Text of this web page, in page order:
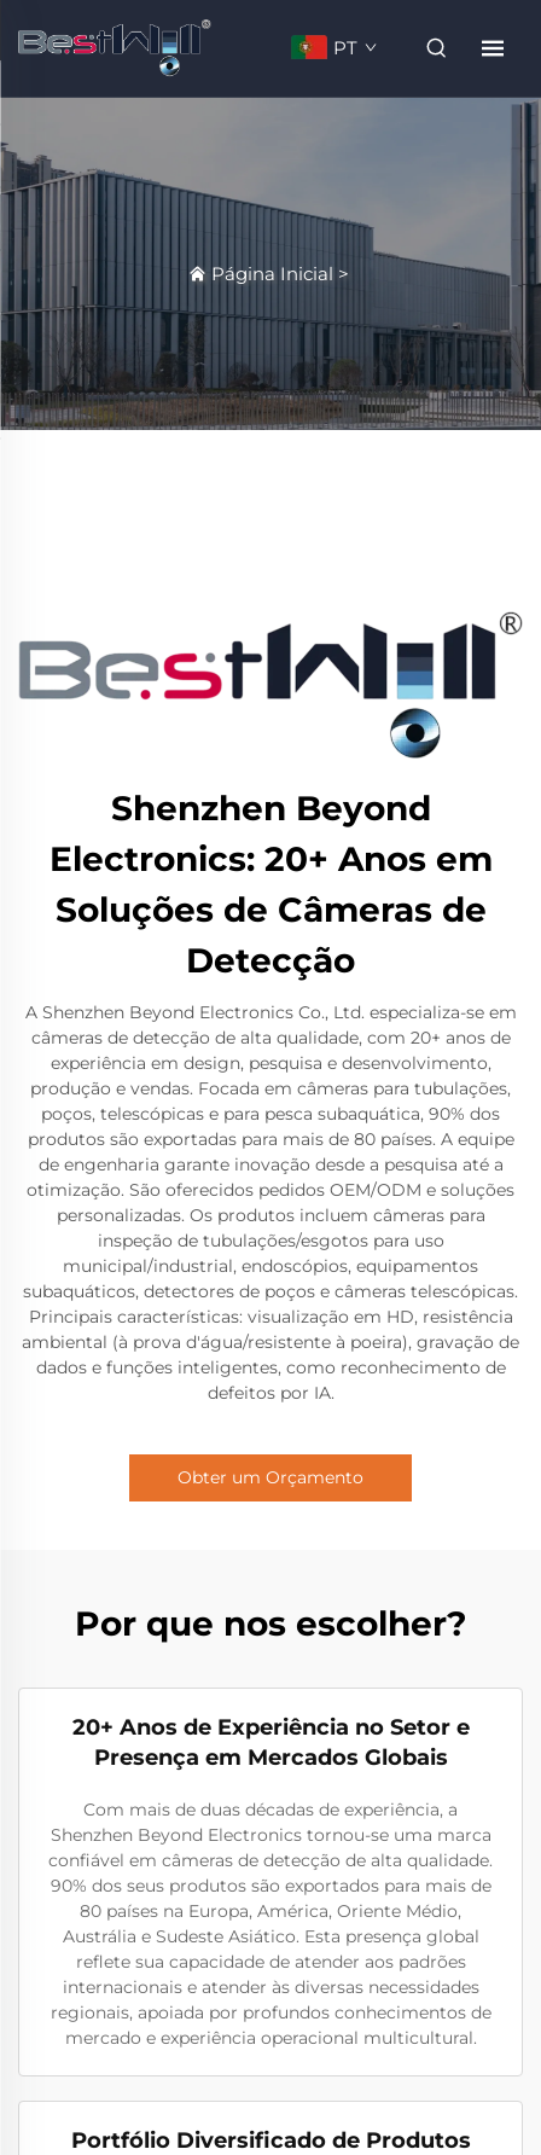
PT
Página Inicial >
Shenzhen Beyond
Electronics: 20+ Anos em
Soluções de Câmeras de
Detecção
A Shenzhen Beyond Electronics Co., Ltd. especializa-se em
câmeras de detecção de alta qualidade, com 20+ anos de
experiência em design, pesquisa e desenvolvimento,
produção e vendas. Focada em câmeras para tubulações,
poços, telescópicas e para pesca subaquática, 90% dos
produtos são exportadas para mais de 80 países. A equipe
de engenharia garante inovação desde a pesquisa até a
otimização. São oferecidos pedidos OEM/ODM e soluções
personalizadas. Os produtos incluem câmeras para
inspeção de tubulações/esgotos para uso
municipal/industrial, endoscópios, equipamentos
subaquáticos, detectores de poços e câmeras telescópicas.
Principais características: visualização em HD, resistência
ambiental (à prova d'água/resistente à poeira), gravação de
dados e funções inteligentes, como reconhecimento de
defeitos por IA.
Obter um Orçamento
Por que nos escolher?
20+ Anos de Experiência no Setor e
Presença em Mercados Globais
Com mais de duas décadas de experiência, a
Shenzhen Beyond Electronics tornou-se uma marca
confiável em câmeras de detecção de alta qualidade.
90% dos seus produtos são exportados para mais de
80 países na Europa, América, Oriente Médio,
Austrália e Sudeste Asiático. Esta presença global
reflete sua capacidade de atender aos padrões
internacionais e atender às diversas necessidades
regionais, apoiada por profundos conhecimentos de
mercado e experiência operacional multicultural.
Portfólio Diversificado de Produtos